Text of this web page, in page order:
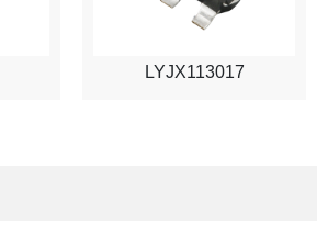
LYJX113017